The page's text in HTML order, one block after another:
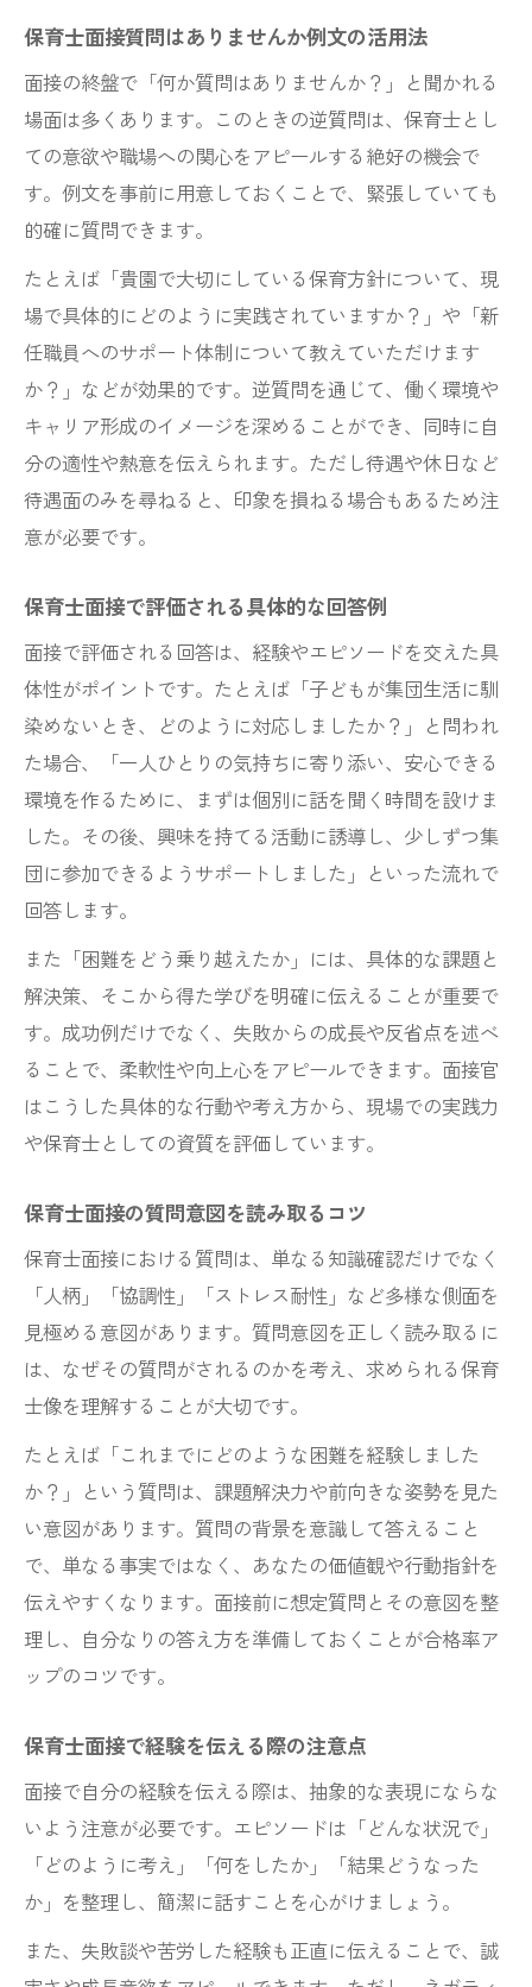
保育士面接質問はありませんか例文の活用法
面接の終盤で「何か質問はありませんか？」と聞かれる
場面は多くあります。このときの逆質問は、保育士とし
ての意欲や職場への関心をアピールする絶好の機会で
す。例文を事前に用意しておくことで、緊張していても
的確に質問できます。
たとえば「貴園で大切にしている保育方針について、現
場で具体的にどのように実践されていますか？」や「新
任職員へのサポート体制について教えていただけます
か？」などが効果的です。逆質問を通じて、働く環境や
キャリア形成のイメージを深めることができ、同時に自
分の適性や熱意を伝えられます。ただし待遇や休日など
待遇面のみを尋ねると、印象を損ねる場合もあるため注
意が必要です。
保育士面接で評価される具体的な回答例
面接で評価される回答は、経験やエピソードを交えた具
体性がポイントです。たとえば「子どもが集団生活に馴
染めないとき、どのように対応しましたか？」と問われ
た場合、「一人ひとりの気持ちに寄り添い、安心できる
環境を作るために、まずは個別に話を聞く時間を設けま
した。その後、興味を持てる活動に誘導し、少しずつ集
団に参加できるようサポートしました」といった流れで
回答します。
また「困難をどう乗り越えたか」には、具体的な課題と
解決策、そこから得た学びを明確に伝えることが重要で
す。成功例だけでなく、失敗からの成長や反省点を述べ
ることで、柔軟性や向上心をアピールできます。面接官
はこうした具体的な行動や考え方から、現場での実践力
や保育士としての資質を評価しています。
保育士面接の質問意図を読み取るコツ
保育士面接における質問は、単なる知識確認だけでなく
「人柄」「協調性」「ストレス耐性」など多様な側面を
見極める意図があります。質問意図を正しく読み取るに
は、なぜその質問がされるのかを考え、求められる保育
士像を理解することが大切です。
たとえば「これまでにどのような困難を経験しました
か？」という質問は、課題解決力や前向きな姿勢を見た
い意図があります。質問の背景を意識して答えること
で、単なる事実ではなく、あなたの価値観や行動指針を
伝えやすくなります。面接前に想定質問とその意図を整
理し、自分なりの答え方を準備しておくことが合格率ア
ップのコツです。
保育士面接で経験を伝える際の注意点
面接で自分の経験を伝える際は、抽象的な表現にならな
いよう注意が必要です。エピソードは「どんな状況で」
「どのように考え」「何をしたか」「結果どうなった
か」を整理し、簡潔に話すことを心がけましょう。
また、失敗談や苦労した経験も正直に伝えることで、誠